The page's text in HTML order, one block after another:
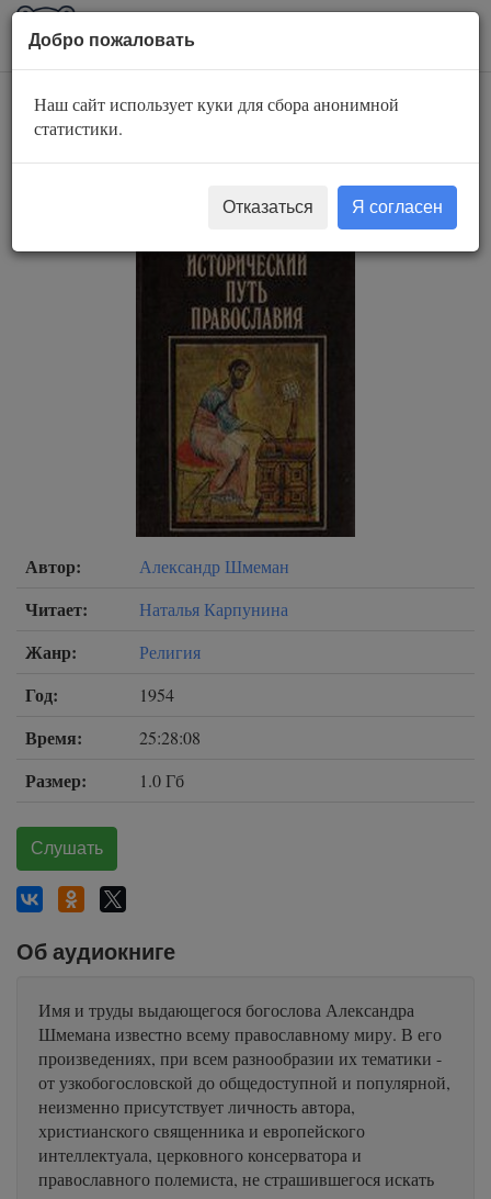
AuBook.org
Исторический путь
православия
Автор: Александр Шмеман
Читает: Наталья Карпунина
Жанр: Религия
Год: 1954
Время: 25:28:08
Размер: 1.0 Гб
Слушать
Об аудиокниге
Имя и труды выдающегося богослова Александра
Шмемана известно всему православному миру. В его
произведениях, при всем разнообразии их тематики -
от узкобогословской до общедоступной и популярной,
неизменно присутствует личность автора,
христианского священника и европейского
интеллектуала, церковного консерватора и
православного полемиста, не страшившегося искать
Добро пожаловать
Наш сайт использует куки для сбора анонимной
статистики.
Отказаться Я согласен